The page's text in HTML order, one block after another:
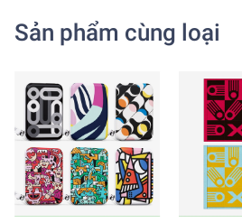
Sản phẩm cùng loại